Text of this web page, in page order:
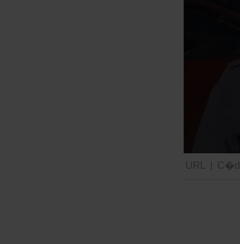
URL